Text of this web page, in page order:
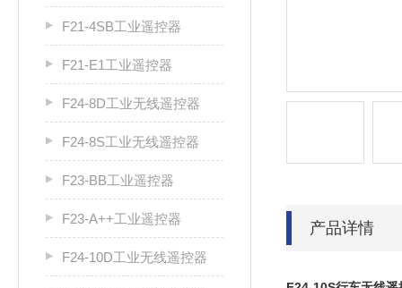
F21-4SB工业遥控器
F21-E1工业遥控器
F24-8D工业无线遥控器
F24-8S工业无线遥控器
F23-BB工业遥控器
F23-A++工业遥控器
F24-10D工业无线遥控器
产品详情